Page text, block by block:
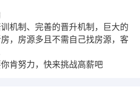
训机制、完善的晋升机制，巨大的
房，房源多且不需自己找房源，客
肯努力，快来挑战高薪吧